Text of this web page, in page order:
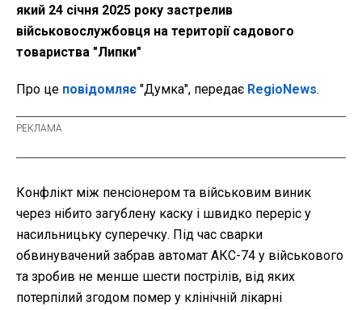
який 24 січня 2025 року застрелив
військовослужбовця на території садового
товариства "Липки"
Про це повідомляє "Думка", передає RegioNews.
Конфлікт між пенсіонером та військовим виник
через нібито загублену каску і швидко переріс у
насильницьку суперечку. Під час сварки
обвинувачений забрав автомат АКС-74 у військового
та зробив не менше шести пострілів, від яких
потерпілий згодом помер у клінічній лікарні